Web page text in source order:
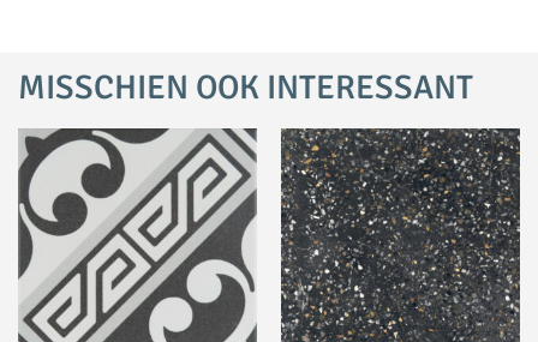
MISSCHIEN OOK INTERESSANT